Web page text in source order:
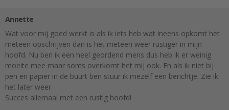
Annette
Wat voor mij goed werkt is als ik iets heb wat ineens opkomt het
meteen opschrijven dan is het meteen weer rustiger in mijn
hoofd. Nu ben ik een heel geordend mens dus heb ik er weinig
moeite mee maar soms overkomt het mij ook. En als ik niet bij
pen en papier in de buurt ben stuur ik mezelf een berichtje. Zie ik
het later weer.
Succes allemaal met een rustig hoofd!